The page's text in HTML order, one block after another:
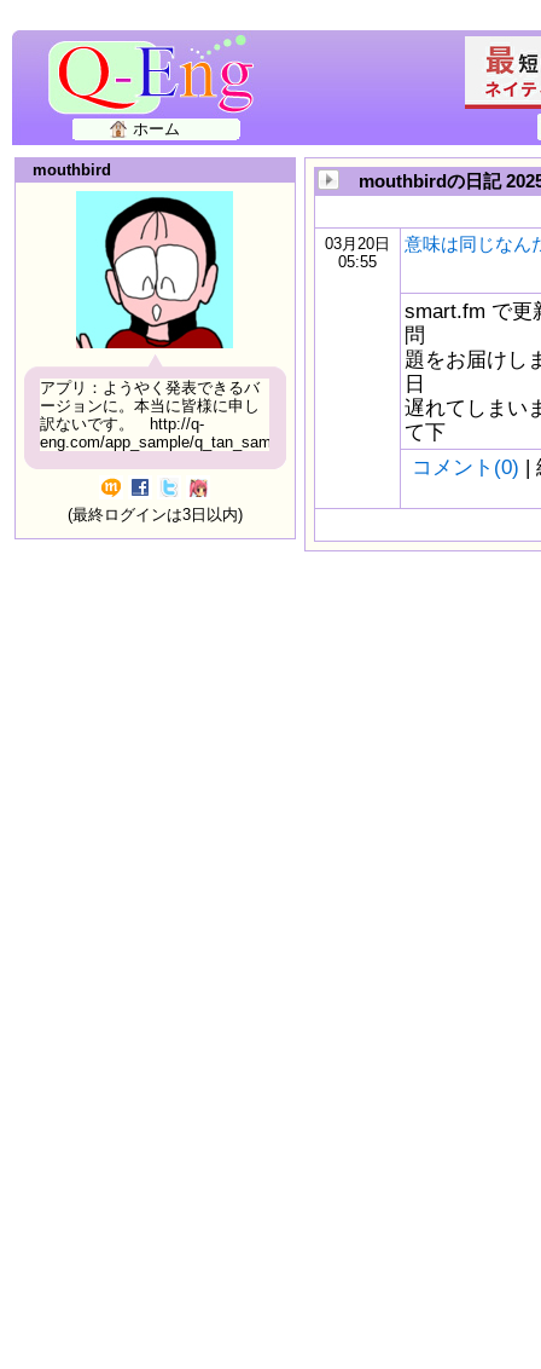
ホーム
mouthbird
アプリ：ようやく発表できるバ
ージョンに。本当に皆様に申し
訳ないです。 http://q-
eng.com/app_sample/q_tan_sample06.html
(最終ログインは3日以内)
mouthbirdの日記
03月20日
05:55
意味は同じなん
smart.fm で更
問
題をお届けし
日
遅れてしまい
て下
コメント(0) |